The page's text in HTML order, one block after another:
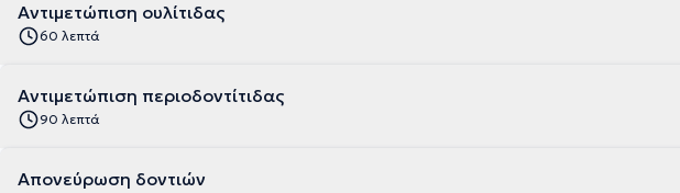
Αντιμετώπιση ουλίτιδας
60 λεπτά
Αντιμετώπιση περιοδοντίτιδας
90 λεπτά
Απονεύρωση δοντιών